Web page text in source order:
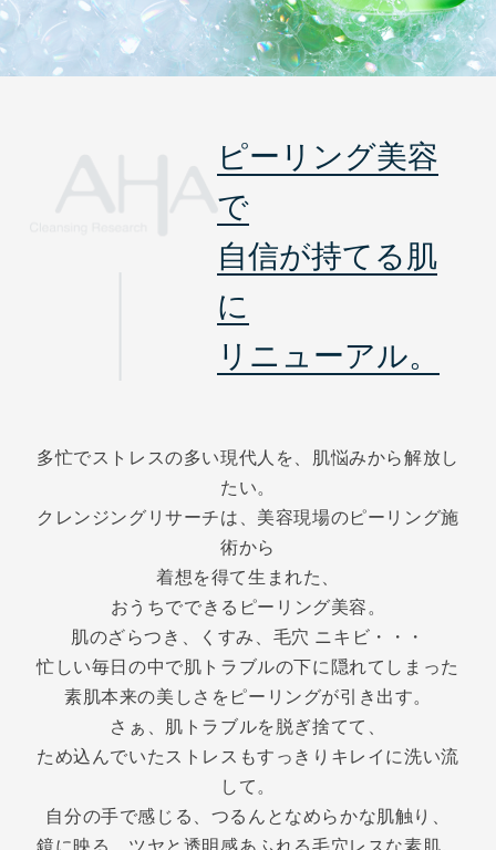
ピーリング美容
で
自信が持てる肌
に
リニューアル。
多忙でストレスの多い現代人を、肌悩みから解放し
たい。
クレンジングリサーチは、美容現場のピーリング施
術から
着想を得て生まれた、
おうちでできるピーリング美容。
肌のざらつき、くすみ、毛穴 ニキビ・・・
忙しい毎日の中で肌トラブルの下に隠れてしまった
素肌本来の美しさをピーリングが引き出す。
さぁ、肌トラブルを脱ぎ捨てて、
ため込んでいたストレスもすっきりキレイに洗い流
して。
自分の手で感じる、つるんとなめらかな肌触り、
鏡に映る、ツヤと透明感あふれる毛穴レスな素肌。